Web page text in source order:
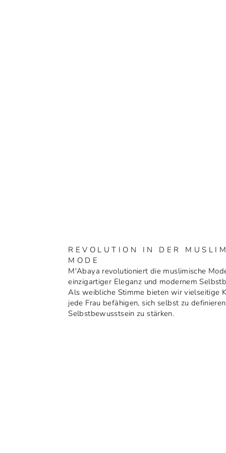
REVOLUTION IN DER
MODE
M'Abaya revolutioniert die muslimische
einzigartiger Eleganz und modernem
Als weibliche Stimme bieten wir vielseitige
jede Frau befähigen, sich selbst zu
Selbstbewusstsein zu stärken.